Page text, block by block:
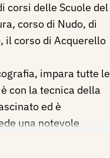
corsi delle Scuole del
corso di Nudo, di
il corso di Acquerello
impara tutte le
con la tecnica della
ed è
una notevole
disciplina difficile